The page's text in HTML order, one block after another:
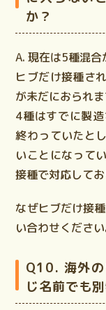
か？
A. 現在は5種混合
ヒブだけ接種さ
が未だにおられま
4種はすでに製
終わっていたと
いことになって
接種で対応してお
なぜヒブだけ接
い合わせください
Q10. 海外
じ名前でも